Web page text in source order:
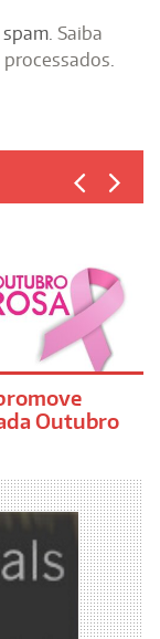
Saiba
.
Outubro